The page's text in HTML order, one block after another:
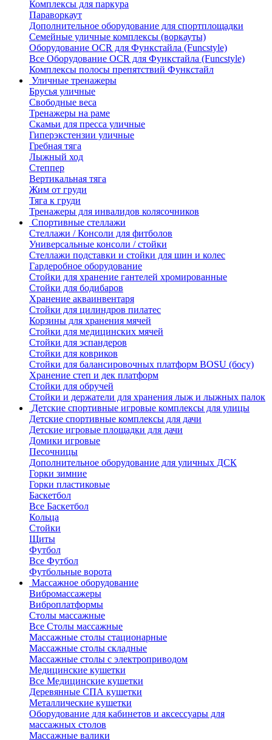
Комплексы для паркура
Параворкаут
Дополнительное оборудование для спортплощадки
Семейные уличные комплексы (воркауты)
Оборудование OCR для Функстайла (Funcstyle)
Все Оборудование OCR для Функстайла (Funcstyle)
Комплексы полосы препятствий Функстайл
Уличные тренажеры
Брусья уличные
Свободные веса
Тренажеры на раме
Скамьи для пресса уличные
Гиперэкстензии уличные
Гребная тяга
Лыжный ход
Степпер
Вертикальная тяга
Жим от груди
Тяга к груди
Тренажеры для инвалидов колясочников
Спортивные стеллажи
Стеллажи / Консоли для фитболов
Универсальные консоли / стойки
Стеллажи подставки и стойки для шин и колес
Гардеробное оборудование
Стойки для хранение гантелей хромированные
Стойки для бодибаров
Хранение акваинвентаря
Стойки для цилиндров пилатес
Корзины для хранения мячей
Стойки для медицинских мячей
Стойки для эспандеров
Стойки для ковриков
Стойки для балансировочных платформ BOSU (босу)
Хранение степ и дек платформ
Стойки для обручей
Стойки и держатели для хранения лыж и лыжных палок
Детские спортивные игровые комплексы для улицы
Детские спортивные комплексы для дачи
Детские игровые площадки для дачи
Домики игровые
Песочницы
Дополнительное оборудование для уличных ДСК
Горки зимние
Горки пластиковые
Баскетбол
Все Баскетбол
Кольца
Стойки
Щиты
Футбол
Все Футбол
Футбольные ворота
Массажное оборудование
Вибромассажеры
Виброплатформы
Столы массажные
Все Столы массажные
Массажные столы стационарные
Массажные столы складные
Массажные столы с электроприводом
Медицинские кушетки
Все Медицинские кушетки
Деревянные СПА кушетки
Металлические кушетки
Оборудование для кабинетов и аксессуары для
массажных столов
Массажные валики